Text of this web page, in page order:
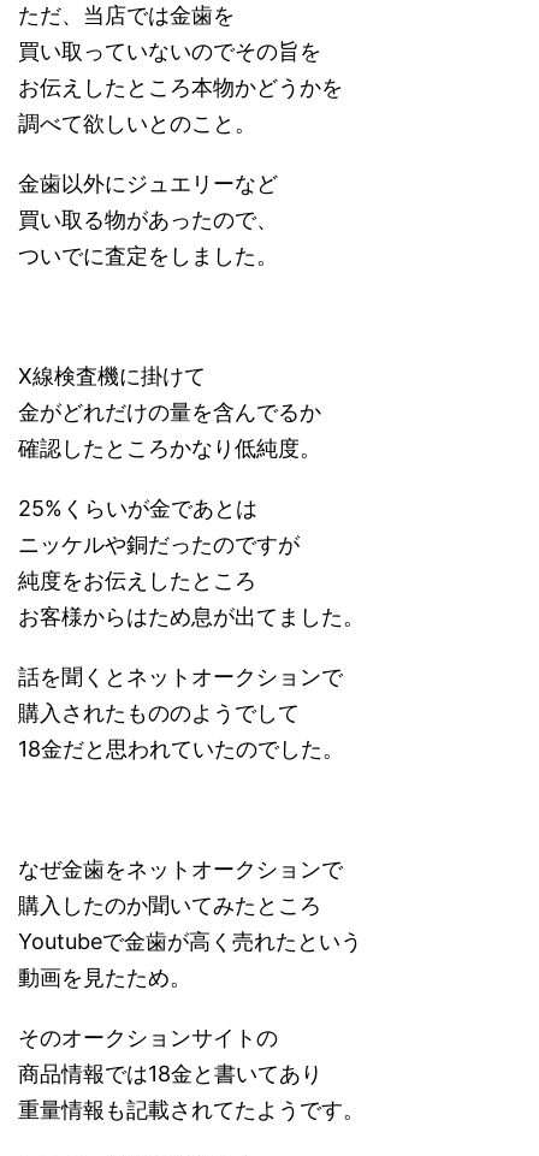
ただ、当店では金歯を
買い取っていないのでその旨を
お伝えしたところ本物かどうかを
調べて欲しいとのこと。
金歯以外にジュエリーなど
買い取る物があったので、
ついでに査定をしました。
X線検査機に掛けて
金がどれだけの量を含んでるか
確認したところかなり低純度。
25%くらいが金であとは
ニッケルや銅だったのですが
純度をお伝えしたところ
お客様からはため息が出てました。
話を聞くとネットオークションで
購入されたもののようでして
18金だと思われていたのでした。
なぜ金歯をネットオークションで
購入したのか聞いてみたところ
Youtubeで金歯が高く売れたという
動画を見たため。
そのオークションサイトの
商品情報では18金と書いてあり
重量情報も記載されてたようです。